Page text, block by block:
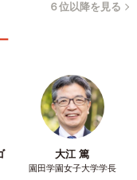
６位以降を見る
大江 篤
園田学園女子大学学長